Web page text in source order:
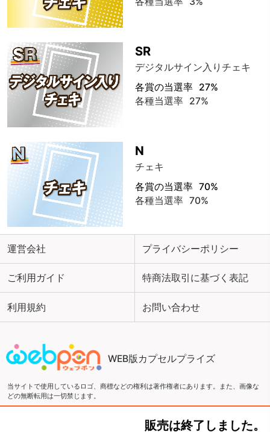
SR
デジタルサイン入りチェキ
各賞の当選率 27%
各種当選率 27%
N
チェキ
各賞の当選率 70%
各種当選率 70%
販売は終了しました。
運営会社 プライバシーポリシー
ご利用ガイド 特商法取引に基づく表記
利用規約 お問い合わせ
WEB版カプセルプライズ
当サイトで使用しているロゴ、商標などの権利は著作権者にあります。また、画像な
どの無断転用は一切禁じます。
Copyright ©2016 ウェブポン and ZEN Co., LTD. All Rights Reserved.